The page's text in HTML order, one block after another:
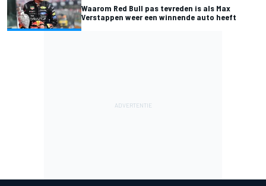
Waarom Red Bull pas tevreden is als Max
Verstappen weer een winnende auto heeft